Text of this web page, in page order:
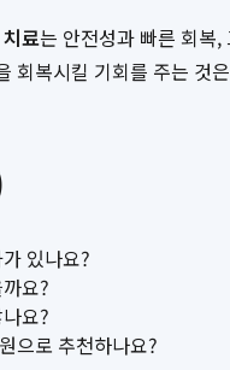
료는 안전성과 빠른 회복
회복시킬 기회를 주는 것
있나요?
요?
요?
으로 추천하나요?